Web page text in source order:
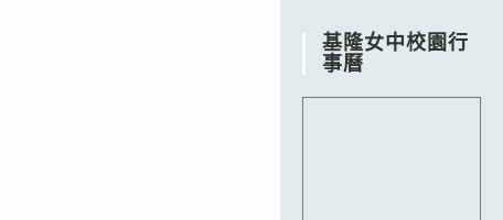
基隆女中校園行
事曆